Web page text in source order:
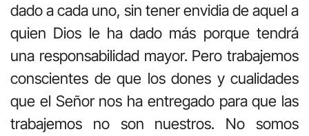
dado a cada uno, sin tener envidia de aquel a
quien Dios le ha dado más porque tendrá
una responsabilidad mayor. Pero trabajemos
conscientes de que los dones y cualidades
que el Señor nos ha entregado para que las
trabajemos no son nuestros. No somos